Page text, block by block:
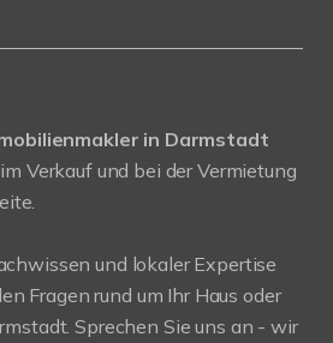
in Darmstadt
Verkauf und bei der Vermietung
und lokaler Expertise
Fragen rund um Ihr Haus oder
Sprechen Sie uns an - wir